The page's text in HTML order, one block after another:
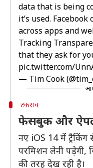
data that is being
it’s used.
across apps and
Tracking
that they ask for
pic.twitter.com/
— Tim Cook
टकराव
फेसबुक और
नए iOS 14 में
परमिशन लेनी पड़ेगी,
की तरह देख रही है।